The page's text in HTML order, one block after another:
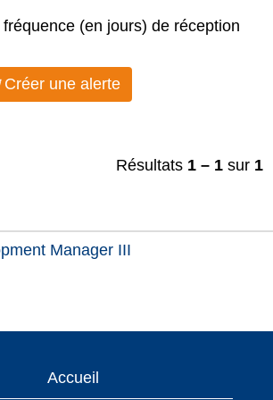
(en jours) de réception
Créer une alerte
Résultats 1 – 1 sur 1
Manager III
Accueil